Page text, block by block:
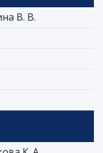
В. В.